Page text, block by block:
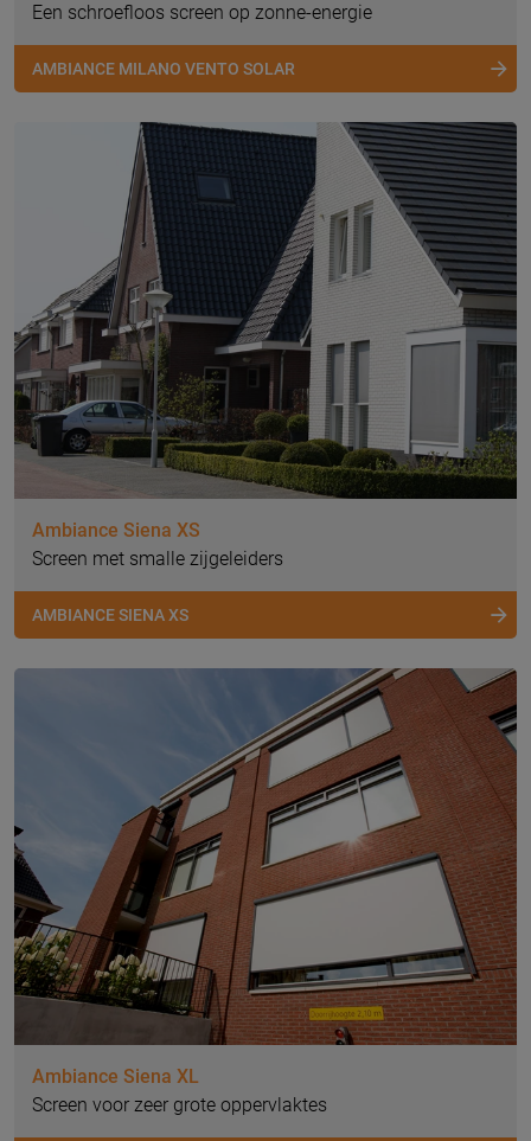
Een schroefloos screen op zonne-energie
AMBIANCE MILANO VENTO SOLAR
Ambiance Siena XS
Screen met smalle zijgeleiders
AMBIANCE SIENA XS
Ambiance Siena XL
Screen voor zeer grote oppervlaktes